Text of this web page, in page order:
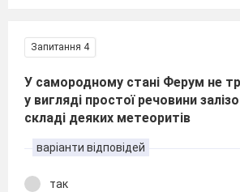
Запитання 4
У самородному стані Ферум не
у вигляді простої речовини
складі деяких метеоритів
варіанти відповідей
так